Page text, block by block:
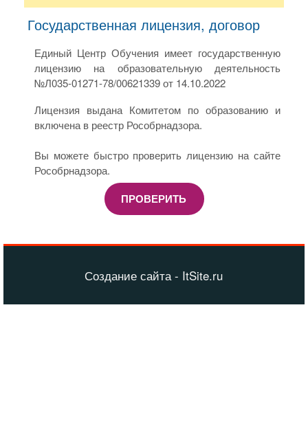
Государственная лицензия, договор
Единый Центр Обучения имеет государственную
лицензию на образовательную деятельность
№Л035-01271-78/00621339 от 14.10.2022
Лицензия выдана Комитетом по образованию и
включена в реестр Рособрнадзора.
Вы можете быстро проверить лицензию на сайте
Рособрнадзора.
ПРОВЕРИТЬ
Создание сайта - ItSite.ru